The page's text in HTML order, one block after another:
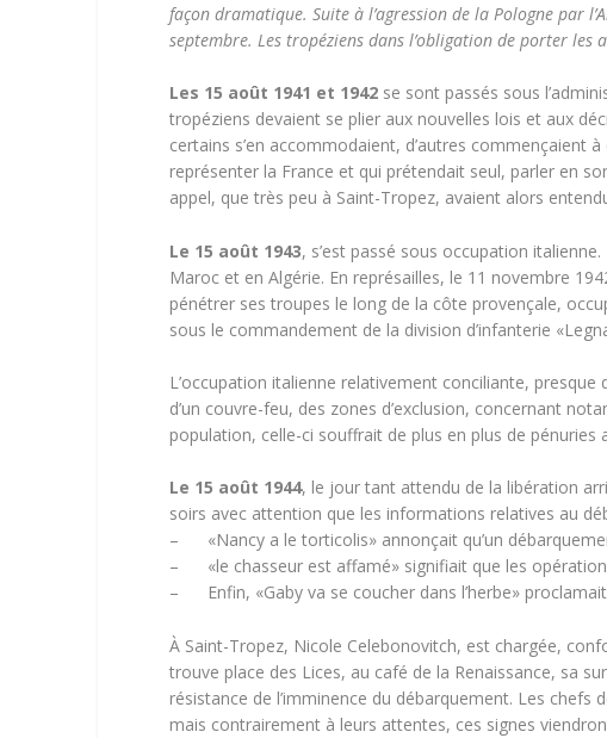
façon dramatique. Suite à l’agression de la Pologne par
septembre. Les tropéziens dans l’obligation de porter
Les 15 août 1941 et 1942 se sont passés sous
tropéziens devaient se plier aux nouvelles lois et aux
certains s’en accommodaient, d’autres commençaient
représenter la France et qui prétendait seul, parler en
appel, que très peu à Saint-Tropez, avaient alors
Le 15 août 1943, s’est passé sous occupation
Maroc et en Algérie. En représailles, le 11 novembre
pénétrer ses troupes le long de la côte provençale,
sous le commandement de la division d’infanterie
L’occupation italienne relativement conciliante,
d’un couvre-feu, des zones d’exclusion, concernant
population, celle-ci souffrait de plus en plus de pénuries
Le 15 août 1944, le jour tant attendu de la libération
soirs avec attention que les informations relatives au
– «Nancy a le torticolis» annonçait qu’un
– «le chasseur est affamé» signifiait que les
– Enfin, «Gaby va se coucher dans l’herbe»
À Saint-Tropez, Nicole Celebonovitch, est chargée,
trouve place des Lices, au café de la Renaissance, sa
résistance de l’imminence du débarquement. Les
mais contrairement à leurs attentes, ces signes